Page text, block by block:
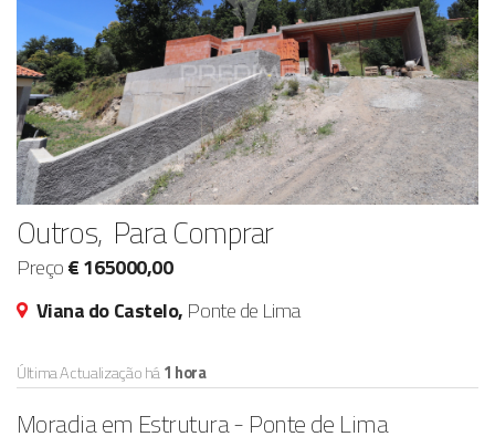
Outros, Para Comprar
Preço€ 165000,00
Viana do Castelo, Ponte de Lima
Última Actualização há1 hora
Moradia em Estrutura - Ponte de Lima